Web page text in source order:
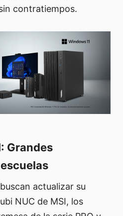
contratiempos.
Grandes
actualizar su
NUC de MSI, los